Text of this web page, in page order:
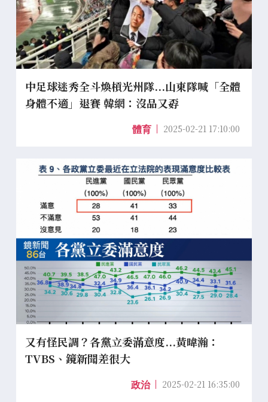
中足球迷秀全斗煥槓光州隊...山東隊喊「全體
身體不適」退賽 韓網：沒品又孬
體育 2025-02-21 17:10:00
又有怪民調？各黨立委滿意度...黃暐瀚：
TVBS、鏡新聞差很大
政治 2025-02-21 16:35:00